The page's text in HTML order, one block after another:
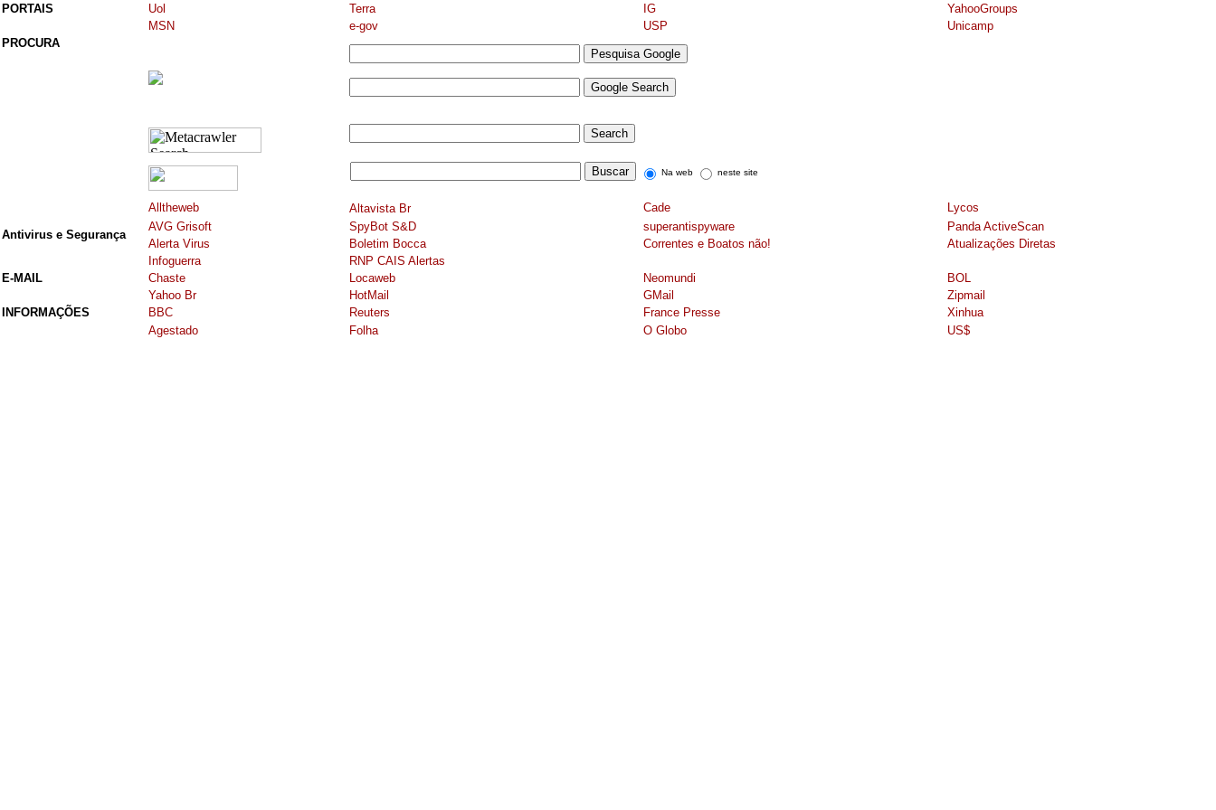
PORTAIS Uol Terra IG
YahooGroups
MSN
e-gov USP
Unicamp
PROCURA
Na web neste site
Alltheweb Altavista Br Cade
Lycos
Antivirus e Segurança
AVG Grisoft SpyBot S&D superantispyware
Panda ActiveScan
Alerta Virus
Boletim Bocca Correntes e Boatos não!
Atualizações Diretas
Infoguerra
RNP CAIS Alertas
E-MAIL
Chaste Locaweb Neomundi
BOL
Yahoo Br
HotMail GMail
Zipmail
INFORMAÇÕES
BBC Reuters France Presse
Xinhua
Agestado
Folha O Globo US$